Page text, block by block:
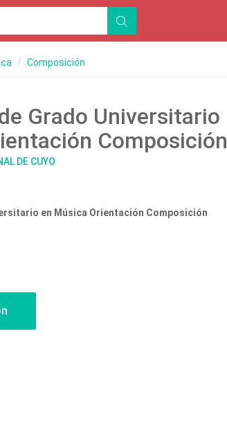
Composición
Grado Universitario
Composición
DE CUYO
en Música Orientación Composición